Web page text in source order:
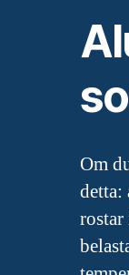
Om
rostar